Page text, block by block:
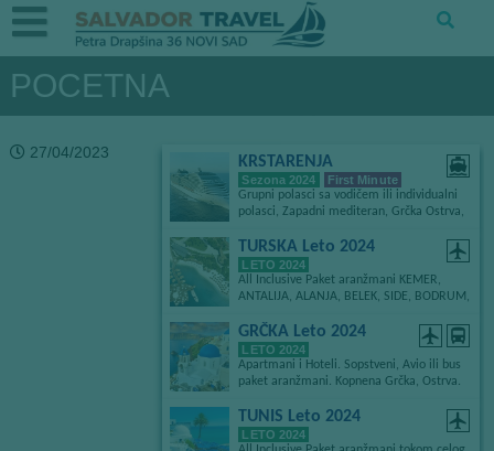
POCETNA
27/04/2023